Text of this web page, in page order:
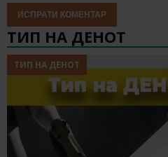
ТИП НА ДЕНОТ
ТИП НА ДЕНОТ